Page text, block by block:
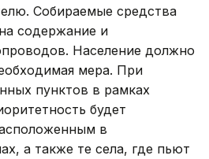
Собираемые средства
содержание и
Население должно
мера. При
пунктов в рамках
будет
в
а также те села, где пьют